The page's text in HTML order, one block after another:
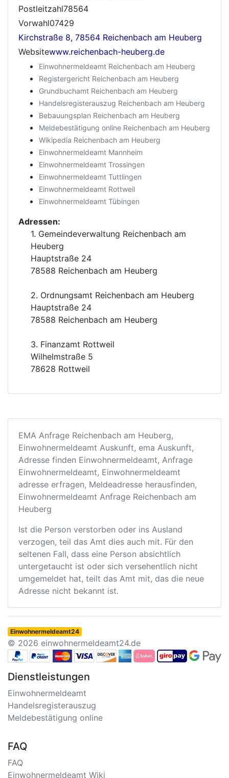
Postleitzahl78564
Vorwahl07429
Kirchstraße 8, 78564 Reichenbach am Heuberg
Websitewww.reichenbach-heuberg.de
Einwohnermeldeamt Reichenbach am Heuberg
Registergericht Reichenbach am Heuberg
Grundbuchamt Reichenbach am Heuberg
Handelsregisterauszug Reichenbach am Heuberg
Bebauungsplan Reichenbach am Heuberg
Meldebestätigung online Reichenbach am Heuberg
Wikipedia Reichenbach am Heuberg
Einwohnermeldeamt Mannheim
Einwohnermeldeamt Trossingen
Einwohnermeldeamt Tuttlingen
Einwohnermeldeamt Rottweil
Einwohnermeldeamt Tübingen
Adressen:
1. Gemeindeverwaltung Reichenbach am
Heuberg
Hauptstraße 24
78588 Reichenbach am Heuberg
2. Ordnungsamt Reichenbach am Heuberg
Hauptstraße 24
78588 Reichenbach am Heuberg
3. Finanzamt Rottweil
Wilhelmstraße 5
78628 Rottweil
EMA Anfrage Reichenbach am Heuberg,
Einwohnermeldeamt Auskunft, ema Auskunft,
Adresse finden Einwohnermeldeamt, Anfrage
Einwohnermeldeamt, Einwohnermeldeamt
adresse erfragen, Meldeadresse herausfinden,
Einwohnermeldeamt Anfrage Reichenbach am
Heuberg
Ist die Person verstorben oder ins Ausland
verzogen, teil das Amt dies auch mit. Für den
seltenen Fall, dass eine Person absichtlich
untergetaucht ist oder sich versehentlich nicht
umgemeldet hat, teilt das Amt mit, das die neue
Adresse nicht bekannt ist.
Einwohnermeldeamt24
© 2026 einwohnermeldeamt24.de
Dienstleistungen
Einwohnermeldeamt
Handelsregisterauszug
Meldebestätigung online
FAQ
FAQ
Einwohnermeldeamt Wiki